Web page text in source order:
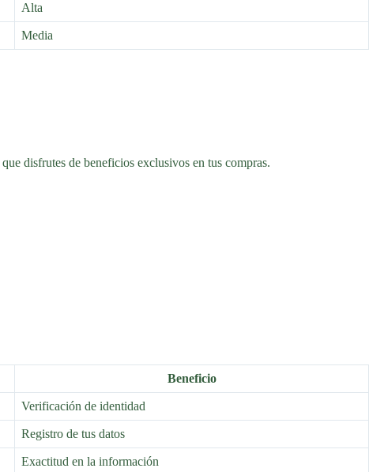
Alta
Media
disfrutes de beneficios exclusivos en tus compras.
Beneficio
Verificación de identidad
Registro de tus datos
Exactitud en la información